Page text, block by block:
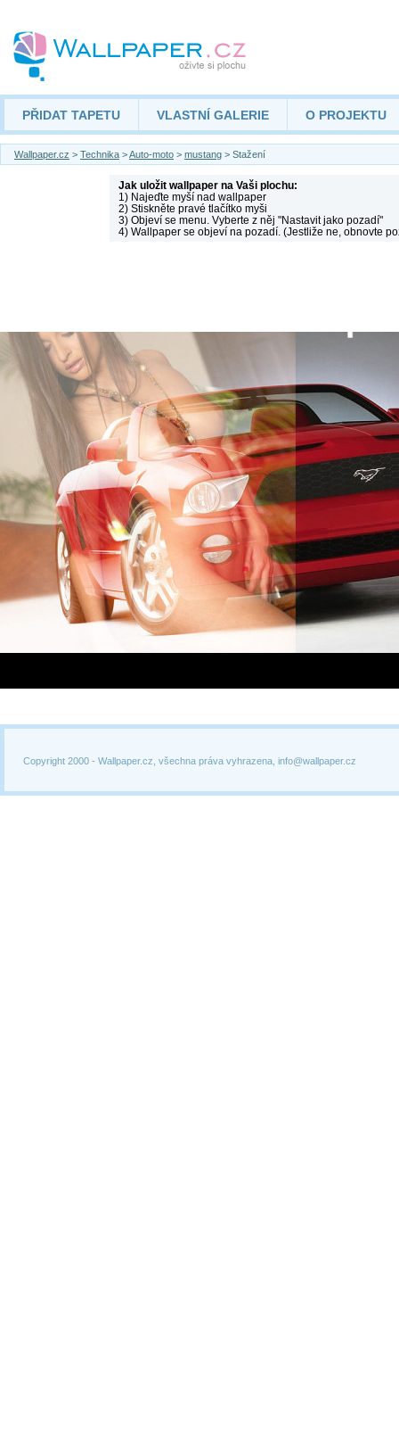
PŘIDAT TAPETU VLASTNÍ GALERIE O PROJEKTU
Wallpaper.cz > Technika >Auto-moto > mustang > Stažení
Jak uložit wallpaper na Vaši plochu:
1) Najeďte myší nad wallpaper
2) Stiskněte pravé tlačítko myši
3) Objeví se menu. Vyberte z něj "Nastavit jako pozadí"
4) Wallpaper se objeví na pozadí. (Jestliže ne, obnovte
Copyright 2000 - Wallpaper.cz, všechna práva vyhrazena, info@wallpaper.cz